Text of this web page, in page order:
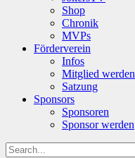
Shop
Chronik
MVPs
Förderverein
Infos
Mitglied werden
Satzung
Sponsors
Sponsoren
Sponsor werden